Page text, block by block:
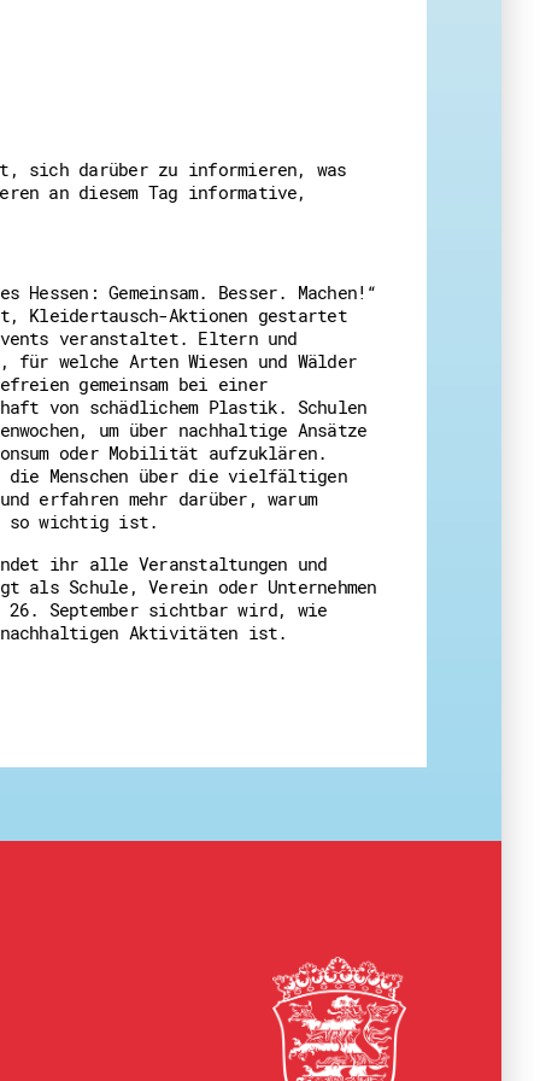
zu Wissen
sich darüber zu informieren, was
an diesem Tag informative,
Hessen: Gemeinsam. Besser. Machen!“
Kleidertausch-Aktionen gestartet
veranstaltet. Eltern und
welche Arten Wiesen und Wälder
gemeinsam bei einer
von schädlichem Plastik. Schulen
um über nachhaltige Ansätze
oder Mobilität aufzuklären.
die Menschen über die vielfältigen
erfahren mehr darüber, warum
so wichtig ist.
ihr alle Veranstaltungen und
als Schule, Verein oder Unternehmen
September sichtbar wird, wie
Aktivitäten ist.